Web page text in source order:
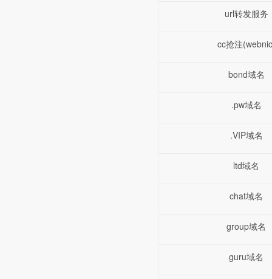
url转发服务
cc抢注
bond域名
.pw域名
.VIP域名
ltd域名
chat域名
group域名
guru域名